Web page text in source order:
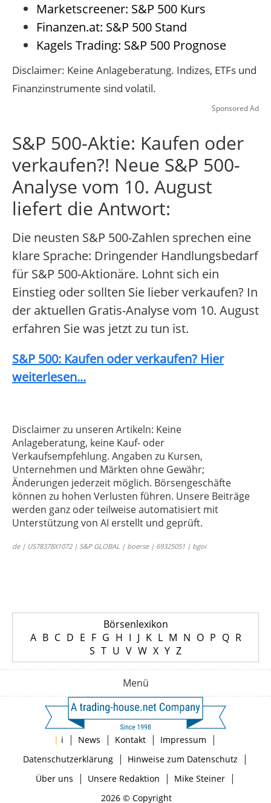
Marketscreener: S&P 500 Kurs
Finanzen.at: S&P 500 Stand
Kagels Trading: S&P 500 Prognose
Disclaimer: Keine Anlageberatung. Indizes, ETFs und
Finanzinstrumente sind volatil.
Sponsored Ad
S&P 500-Aktie: Kaufen oder
verkaufen?! Neue S&P 500-
Analyse vom 10. August
liefert die Antwort:
Die neusten S&P 500-Zahlen sprechen eine
klare Sprache: Dringender Handlungsbedarf
für S&P 500-Aktionäre. Lohnt sich ein
Einstieg oder sollten Sie lieber verkaufen? In
der aktuellen Gratis-Analyse vom 10. August
erfahren Sie was jetzt zu tun ist.
S&P 500: Kaufen oder verkaufen? Hier
weiterlesen...
Disclaimer zu unseren Artikeln: Keine
Anlageberatung, keine Kauf- oder
Verkaufsempfehlung. Angaben zu Kursen,
Unternehmen und Märkten ohne Gewähr;
Änderungen jederzeit möglich. Börsengeschäfte
können zu hohen Verlusten führen. Unsere Beiträge
werden ganz oder teilweise automatisiert mit
Unterstützung von AI erstellt und geprüft.
de | US78378X1072 | S&P GLOBAL | boerse | 69325051 | bgoi
Börsenlexikon
A B C D E F G H I J K L M N O P Q R
S T U V W X Y Z
Menü
| i | News | Kontakt | Impressum |
Datenschutzerklärung| Hinweise zum Datenschutz |
Über uns | Unsere Redaktion | Mike Steiner|
2026 © Copyright